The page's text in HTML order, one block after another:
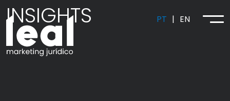
PT | EN
INSIGHTS